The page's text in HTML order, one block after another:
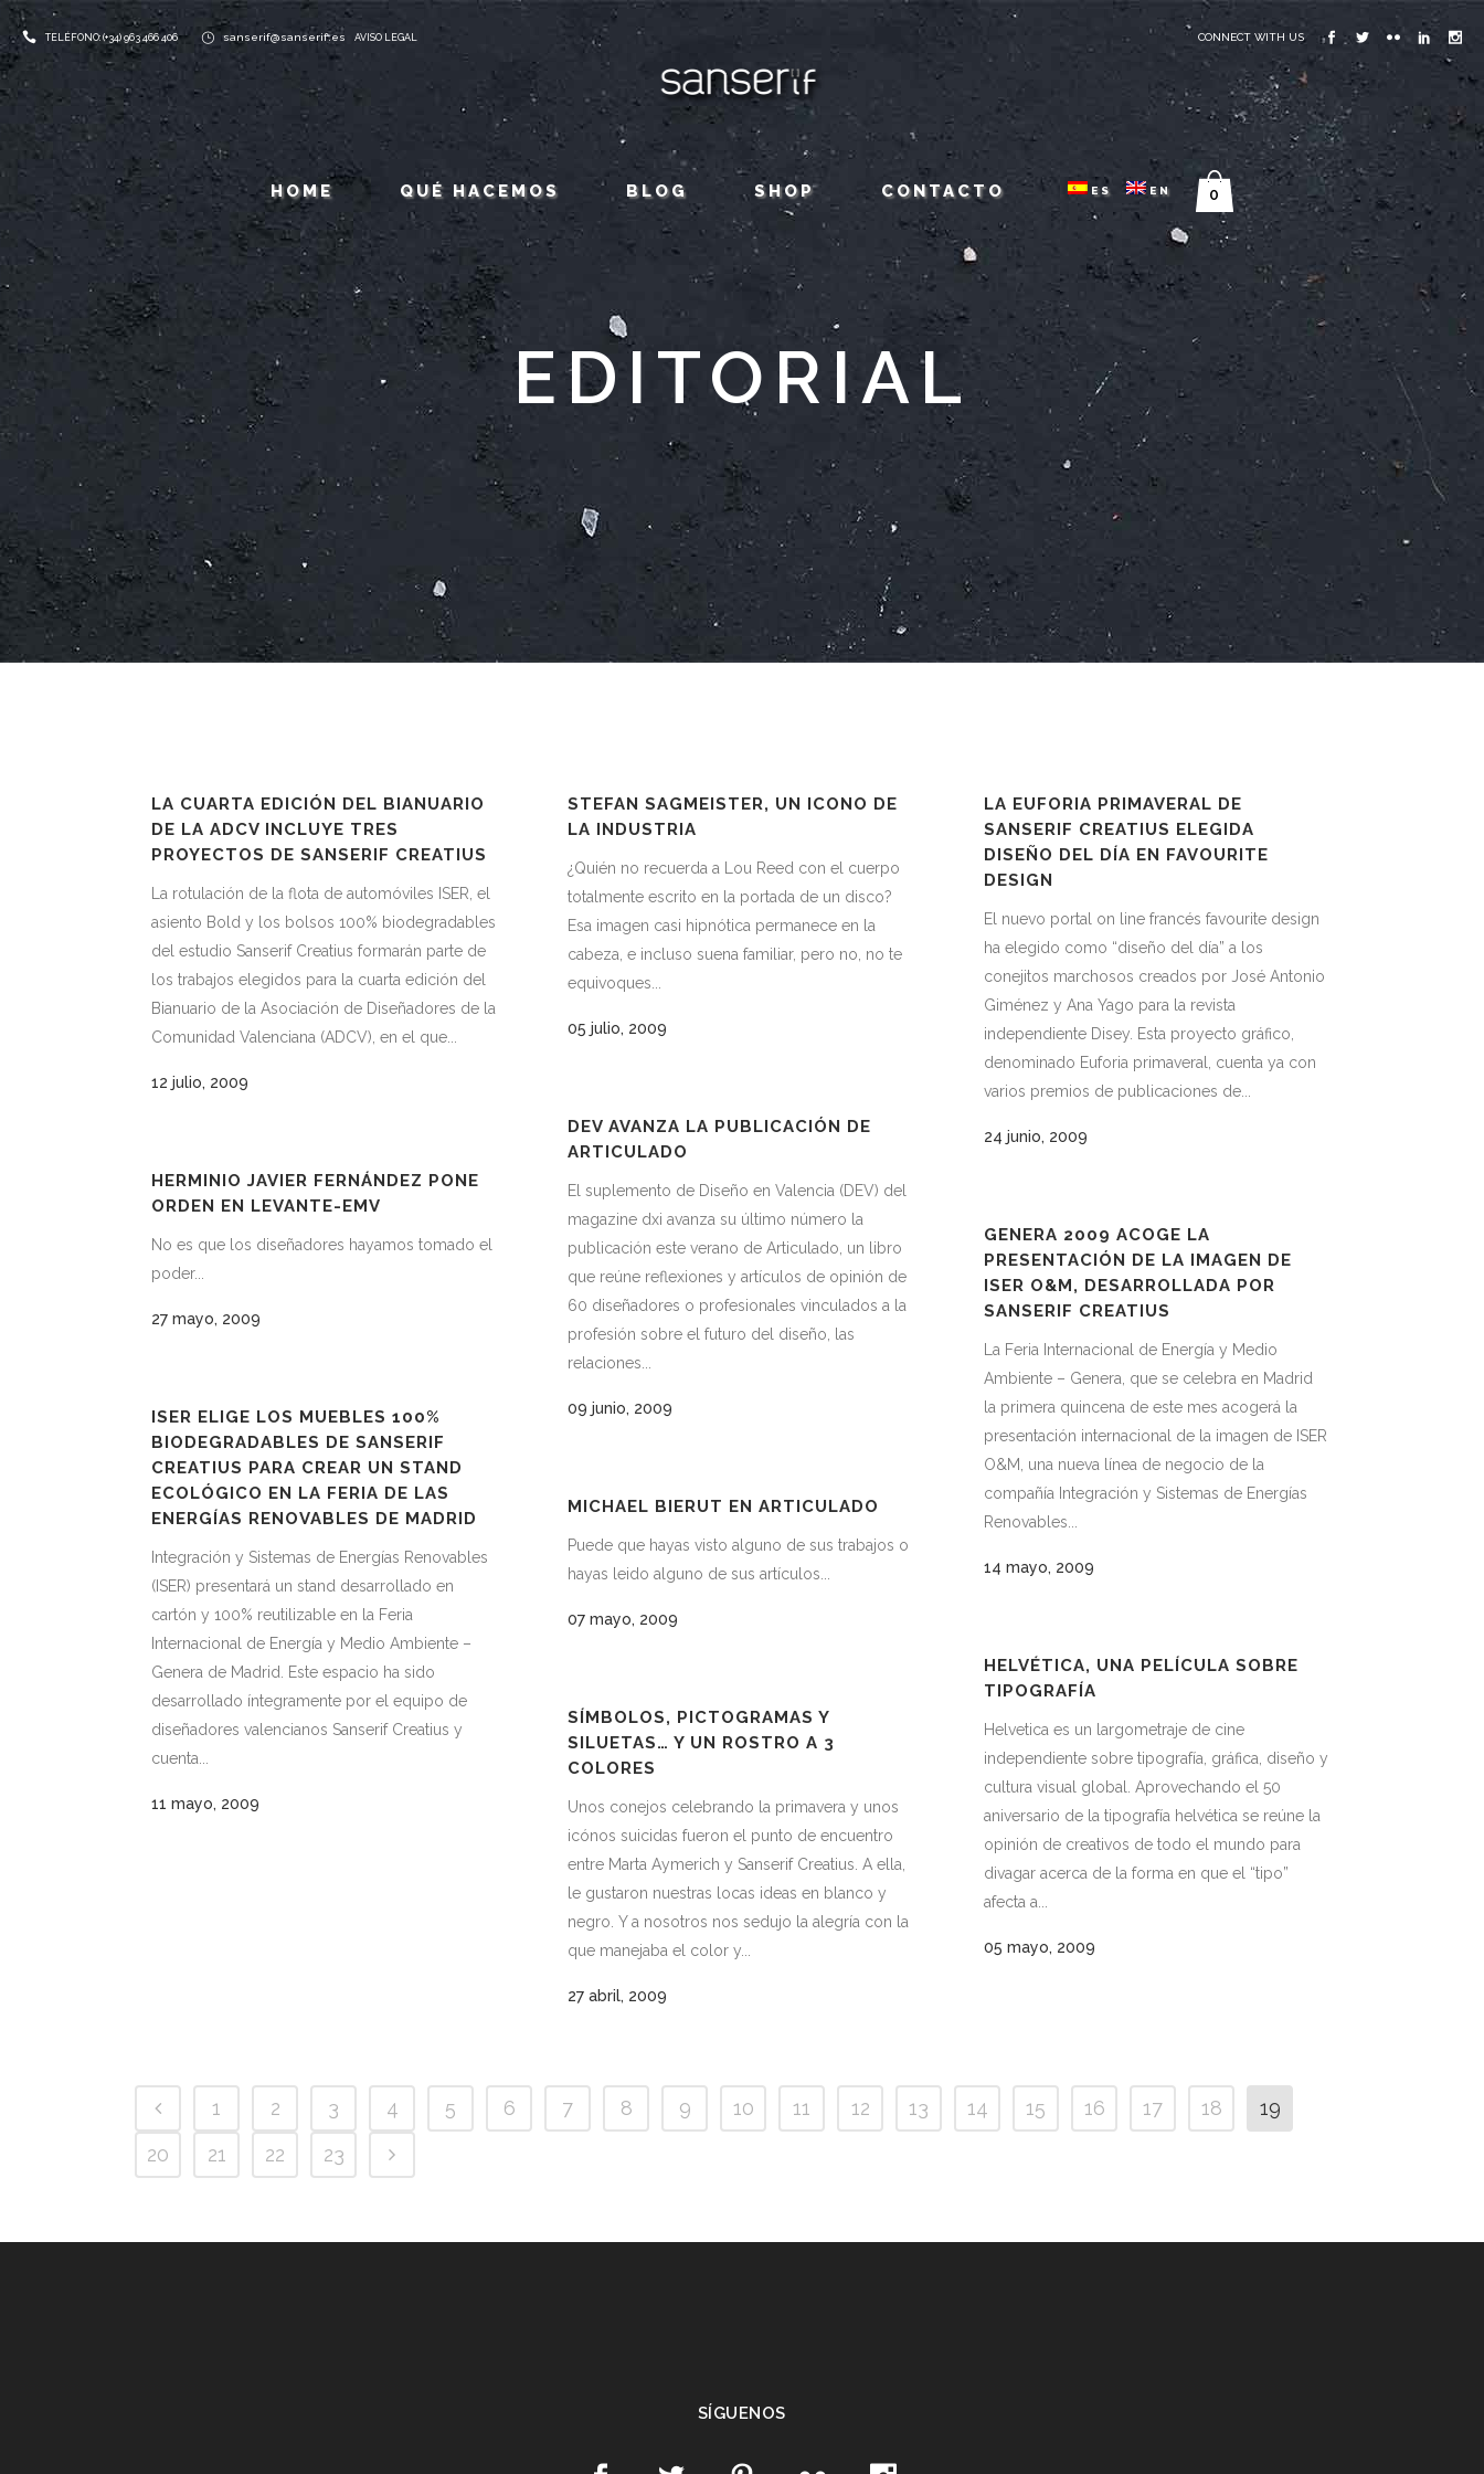
TELÉFONO: (+34) 963 466 406 sanserif@sanserif.es AVISO LEGAL CONNECT WITH US
HOME QUÉ HACEMOS BLOG SHOP CONTACTO ES EN 0
EDITORIAL
LA CUARTA EDICIÓN DEL BIANUARIO
DE LA ADCV INCLUYE TRES
PROYECTOS DE SANSERIF CREATIUS
La rotulación de la flota de automóviles ISER, el
asiento Bold y los bolsos 100% biodegradables
del estudio Sanserif Creatius formarán parte de
los trabajos elegidos para la cuarta edición del
Bianuario de la Asociación de Diseñadores de la
Comunidad Valenciana (ADCV), en el que...
12 julio, 2009
STEFAN SAGMEISTER, UN ICONO DE
LA INDUSTRIA
¿Quién no recuerda a Lou Reed con el cuerpo
totalmente escrito en la portada de un disco?
Esa imagen casi hipnótica permanece en la
cabeza, e incluso suena familiar, pero no, no te
equivoques...
05 julio, 2009
LA EUFORIA PRIMAVERAL DE
SANSERIF CREATIUS ELEGIDA
DISEÑO DEL DÍA EN FAVOURITE
DESIGN
El nuevo portal on line francés favourite design
ha elegido como “diseño del día” a los
conejitos marchosos creados por José Antonio
Giménez y Ana Yago para la revista
independiente Disey. Esta proyecto gráfico,
denominado Euforia primaveral, cuenta ya con
varios premios de publicaciones de...
24 junio, 2009
DEV AVANZA LA PUBLICACIÓN DE
ARTICULADO
El suplemento de Diseño en Valencia (DEV) del
magazine dxi avanza su último número la
publicación este verano de Articulado, un libro
que reúne reflexiones y artículos de opinión de
60 diseñadores o profesionales vinculados a la
profesión sobre el futuro del diseño, las
relaciones...
09 junio, 2009
HERMINIO JAVIER FERNÁNDEZ PONE
ORDEN EN LEVANTE-EMV
No es que los diseñadores hayamos tomado el
poder...
27 mayo, 2009
GENERA 2009 ACOGE LA
PRESENTACIÓN DE LA IMAGEN DE
ISER O&M, DESARROLLADA POR
SANSERIF CREATIUS
La Feria Internacional de Energía y Medio
Ambiente – Genera, que se celebra en Madrid
la primera quincena de este mes acogerá la
presentación internacional de la imagen de ISER
O&M, una nueva línea de negocio de la
compañía Integración y Sistemas de Energías
Renovables...
14 mayo, 2009
ISER ELIGE LOS MUEBLES 100%
BIODEGRADABLES DE SANSERIF
CREATIUS PARA CREAR UN STAND
ECOLÓGICO EN LA FERIA DE LAS
ENERGÍAS RENOVABLES DE MADRID
Integración y Sistemas de Energías Renovables
(ISER) presentará un stand desarrollado en
cartón y 100% reutilizable en la Feria
Internacional de Energía y Medio Ambiente –
Genera de Madrid. Este espacio ha sido
desarrollado íntegramente por el equipo de
diseñadores valencianos Sanserif Creatius y
cuenta...
11 mayo, 2009
MICHAEL BIERUT EN ARTICULADO
Puede que hayas visto alguno de sus trabajos o
hayas leido alguno de sus artículos...
07 mayo, 2009
HELVÉTICA, UNA PELÍCULA SOBRE
TIPOGRAFÍA
Helvetica es un largometraje de cine
independiente sobre tipografía, gráfica, diseño y
cultura visual global. Aprovechando el 50
aniversario de la tipografía helvética se reúne la
opinión de creativos de todo el mundo para
divagar acerca de la forma en que el “tipo”
afecta a...
05 mayo, 2009
SÍMBOLOS, PICTOGRAMAS Y
SILUETAS… Y UN ROSTRO A 3
COLORES
Unos conejos celebrando la primavera y unos
icónos suicidas fueron el punto de encuentro
entre Marta Aymerich y Sanserif Creatius. A ella,
le gustaron nuestras locas ideas en blanco y
negro. Y a nosotros nos sedujo la alegría con la
que manejaba el color y...
27 abril, 2009
1 2 3 4 5 6 7 8 9 10 11 12 13 14 15 16 17 18
19
20
21 22 23
SÍGUENOS